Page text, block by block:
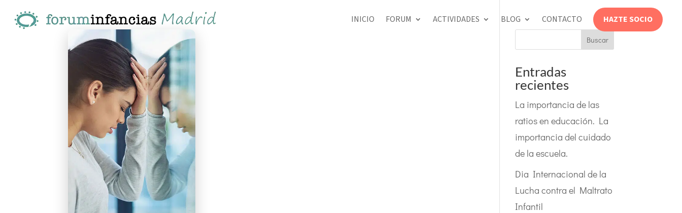
INICIO FORUM ACTIVIDADES BLOG CONTACTO HAZTE SOCIO
Buscar
Entradas
recientes
La importancia de las
ratios en educación. La
importancia del cuidado
de la escuela.
Dia Internacional de la
Lucha contra el Maltrato
Infantil